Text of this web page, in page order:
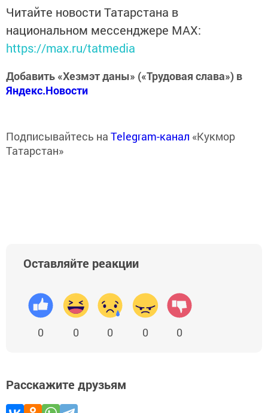
Читайте новости Татарстана в
национальном мессенджере MАХ:
https://max.ru/tatmedia
Добавить «Хезмэт даны» («Трудовая слава») в
Яндекс.Новости
Подписывайтесь на Telegram-канал «Кукмор
Татарстан»
Оставляйте реакции
0 0 0 0 0
Расскажите друзьям